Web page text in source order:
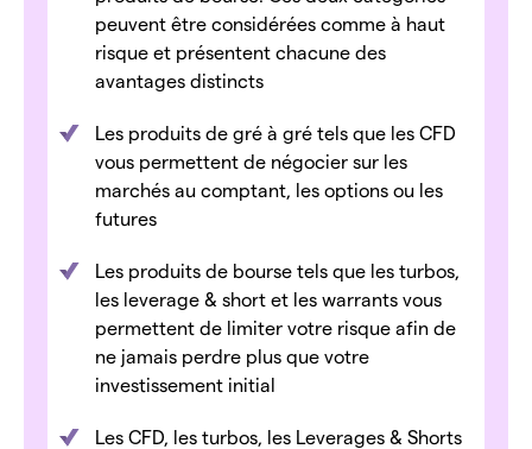
peuvent être considérées comme à haut
risque et présentent chacune des
avantages distincts
Les produits de gré à gré tels que les CFD
vous permettent de négocier sur les
marchés au comptant, les options ou les
futures
Les produits de bourse tels que les turbos,
les leverage & short et les warrants vous
permettent de limiter votre risque afin de
ne jamais perdre plus que votre
investissement initial
Les CFD, les turbos, les Leverages & Shorts